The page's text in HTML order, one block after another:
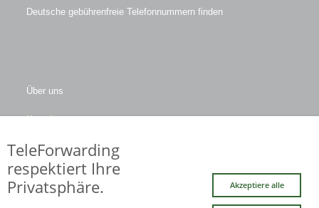
Deutsche gebührenfreie Telefonnummern finden
Über uns
Kontakt
Firmendaten
TeleForwarding
respektiert Ihre
Privatsphäre.
Akzeptiere alle